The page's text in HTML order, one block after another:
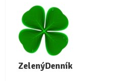
ZelenýDenník
Eko tipy
Kontakt